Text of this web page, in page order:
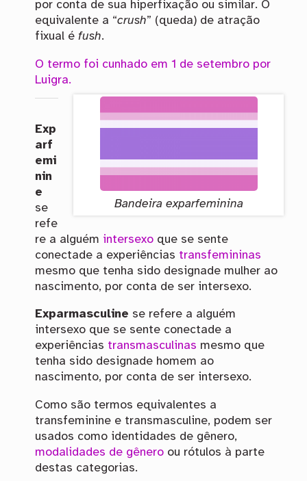
por conta de sua hiperfixação ou similar. O
equivalente a “crush” (queda) de atração
fixual é fush.
O termo foi cunhado em 1 de setembro por
Luigra.
Bandeira exparfeminina
Exp
arf
emi
nin
e
se
refe
re a alguém intersexoque se sente
conectade a experiências transfemininas
mesmo que tenha sido designade mulher ao
nascimento, por conta de ser intersexo.
Exparmasculine se refere a alguém
intersexo que se sente conectade a
experiências transmasculinas mesmo que
tenha sido designade homem ao
nascimento, por conta de ser intersexo.
Como são termos equivalentes a
transfeminine e transmasculine, podem ser
usados como identidades de gênero,
modalidades de gêneroou rótulos à parte
destas categorias.